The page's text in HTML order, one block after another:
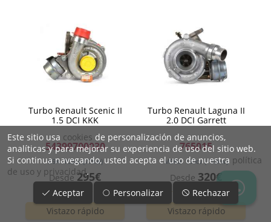
Turbo Renault Scenic II
1.5 DCI KKK
54399700030
K9K 105cv (77kw)
Desde295€
(7)
Vistazo rápido
Turbo Renault Laguna II
2.0 DCI Garrett
765015
M9Ra 150cv (110kw)
Desde 320€
(11)
Vistazo rápido
Este sitio usa cookies de personalización de anuncios,
analíticas y para mejorar su experiencia de uso del sitio web.
Si continua navegando, usted acepta el uso de nuestra política
de uso y privacidad.
Aceptar
Personalizar Rechazar